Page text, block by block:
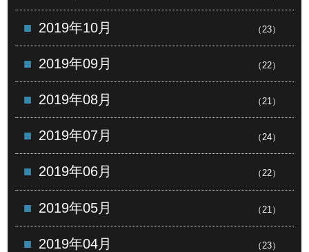
2019年10月 （23）
2019年09月 （22）
2019年08月 （21）
2019年07月 （24）
2019年06月 （22）
2019年05月 （21）
2019年04月 （23）